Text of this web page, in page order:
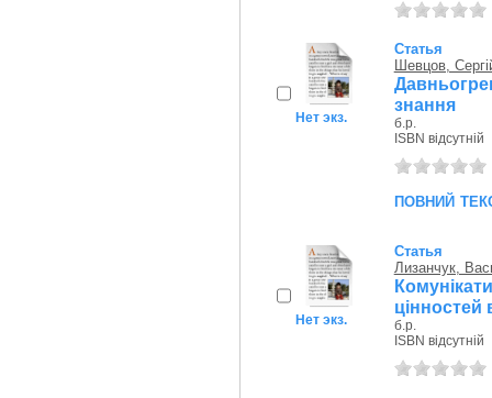
Нет экз.
Статья
Шевцов,
знання
б.р.
ISBN відсутній
повний
Нет экз.
Статья
Лизанчук,
цінностей
б.р.
ISBN відсутній